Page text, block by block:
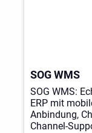
SOG WMS
SOG WMS:
ERP mit
Anbindung,
Channel-